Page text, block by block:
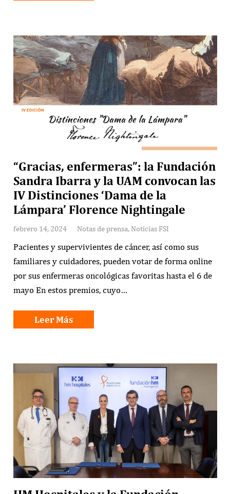
“Gracias, enfermeras”: la Fundación
Sandra Ibarra y la UAM convocan las
IV Distinciones ‘Dama de la
Lámpara’ Florence Nightingale
febrero 14, 2024 Notas de prensa, Noticias FSI
Pacientes y supervivientes de cáncer, así como sus
familiares y cuidadores, pueden votar de forma online
por sus enfermeras oncológicas favoritas hasta el 6 de
mayo En estos premios, cuyo…
Leer Más